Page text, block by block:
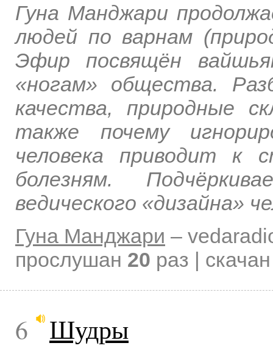
Гуна Манджари
людей по варнам
Эфир посвящён
«ногам» общества.
качества, природные
также почему
человека приводит к
болезням.
ведического «дизайна»
Гуна Манджари –
прослушан 20 раз |
6 Шудры